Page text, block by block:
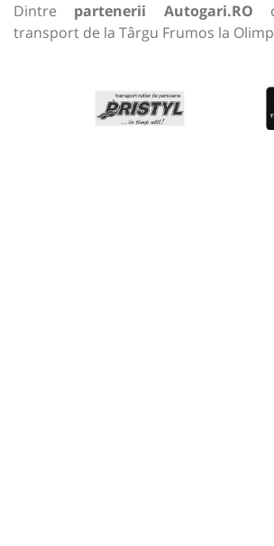
Dintre partenerii Autogari.RO
transport de la Târgu Frumos la